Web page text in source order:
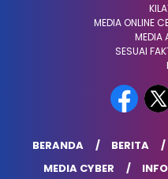
MEDIA ONLINE
MEDIA
SESUAI
BERANDA BERITA
MEDIA CYBER